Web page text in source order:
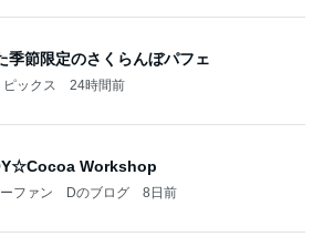
季節限定のさくらんぼパフェ
ックス 24時間前
Workshop
ファン Dのブログ 8日前